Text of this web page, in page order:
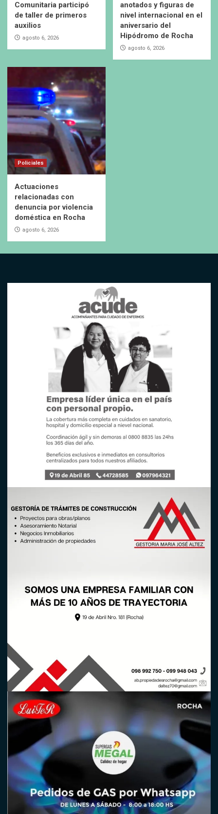
Comunitaria participó
de taller de primeros
auxilios
agosto 6, 2026
anotados y figuras de
nivel internacional en el
aniversario del
Hipódromo de Rocha
agosto 6, 2026
Policiales
Actuaciones
relacionadas con
denuncia por violencia
doméstica en Rocha
agosto 6, 2026